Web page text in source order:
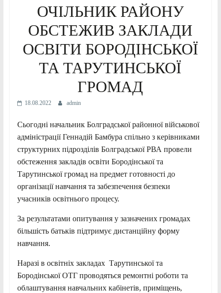
ОЧІЛЬНИК РАЙОНУ
ОБСТЕЖИВ ЗАКЛАДИ
ОСВІТИ БОРОДІНСЬКОЇ
ТА ТАРУТИНСЬКОЇ
ГРОМАД
18.08.2022 admin
Сьогодні начальник Болградської районної військової
адміністрації Геннадій Бамбура спільно з керівниками
структурних підрозділів Болградської РВА провели
обстеження закладів освіти Бородінської та
Тарутинської громад на предмет готовності до
організації навчання та забезпечення безпеки
учасників освітнього процесу.
За результатами опитування у зазначених громадах
більшість батьків підтримує дистанційну форму
навчання.
Наразі в освітніх закладах Тарутинської та
Бородінської ОТГ проводяться ремонтні роботи та
облаштування навчальних кабінетів, приміщень,